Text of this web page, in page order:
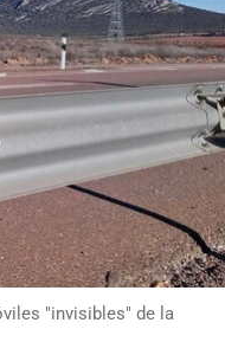
"invisibles" de la